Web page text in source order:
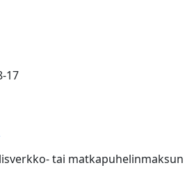
17
tai matkapuhelinmaksun